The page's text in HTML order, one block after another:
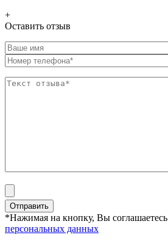
+
Оставить отзыв
*Нажимая на кнопку, Вы соглашаетесь
персональных данных